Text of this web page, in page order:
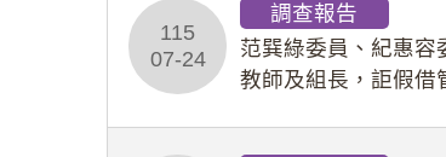
115
07-24
調查報告
范巽綠委員、紀惠容
教師及組長，詎假借